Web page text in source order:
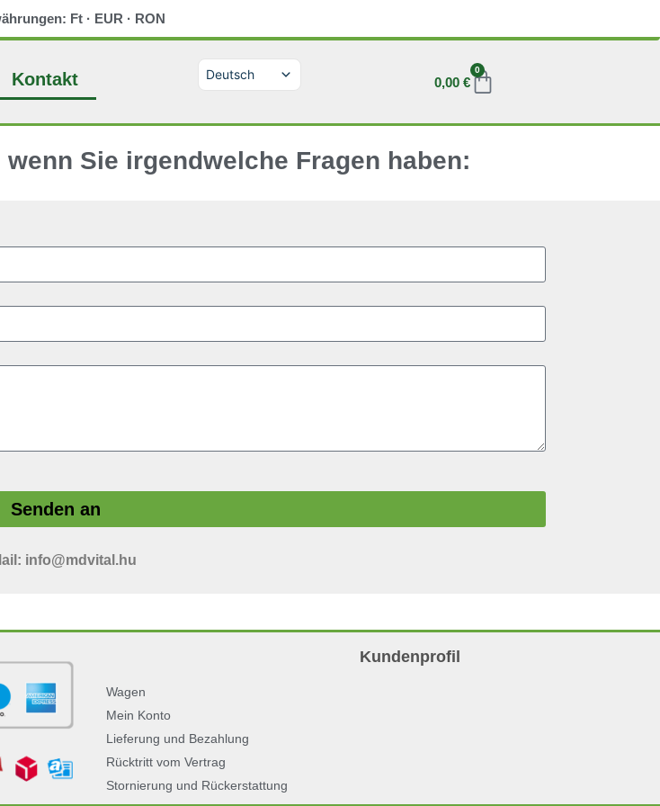
Ft · EUR · RON
Kontakt
Deutsch
Română
0,00€
0
Sie irgendwelche Fragen haben:
Senden an
info@mdvital.hu
Kundenprofil
Wagen
Mein Konto
Lieferung und Bezahlung
Rücktritt vom Vertrag
Stornierung und Rückerstattung